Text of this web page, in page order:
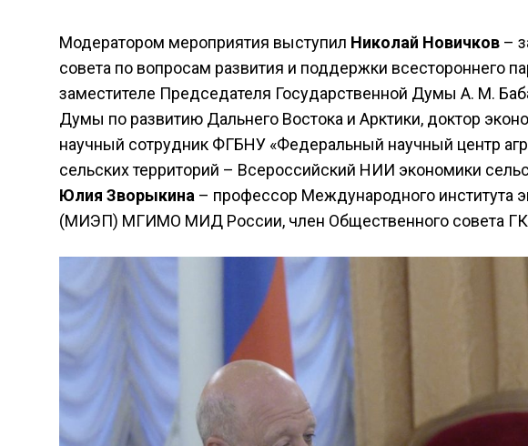
Модератором мероприятия выступил Николай Новичков–
совета по вопросам развития и поддержки всестороннего
заместителе Председателя Государственной Думы А. М.
Думы по развитию Дальнего Востока и Арктики, доктор
научный сотрудник ФГБНУ «Федеральный научный центр
сельских территорий – Всероссийский НИИ экономики
Юлия Зворыкина – профессор Международного института
(МИЭП) МГИМО МИД России, член Общественного совета